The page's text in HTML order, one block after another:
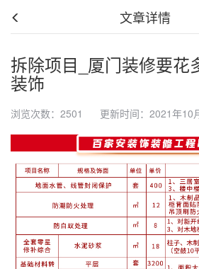
文章详情
拆除项目_厦门装修要花
装饰
浏览次数：2501 更新时间：2021年10